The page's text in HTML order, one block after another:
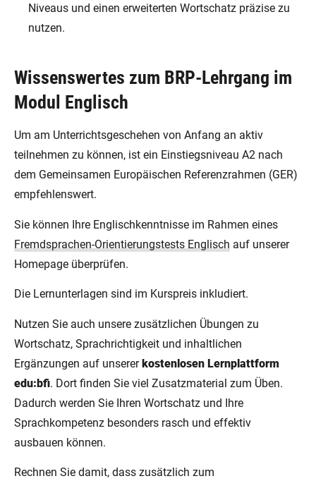
Niveaus und einen erweiterten Wortschatz präzise zu
nutzen.
Wissenswertes zum BRP-Lehrgang im
Modul Englisch
Um am Unterrichtsgeschehen von Anfang an aktiv
teilnehmen zu können, ist ein Einstiegsniveau A2 nach
dem Gemeinsamen Europäischen Referenzrahmen (GER)
empfehlenswert.
Sie können Ihre Englischkenntnisse im Rahmen eines
Fremdsprachen-Orientierungstests Englisch auf unserer
Homepage überprüfen.
Die Lernunterlagen sind im Kurspreis inkludiert.
Nutzen Sie auch unsere zusätzlichen Übungen zu
Wortschatz, Sprachrichtigkeit und inhaltlichen
Ergänzungen auf unsererkostenlosen Lernplattform
edu:bfi. Dort finden Sie viel Zusatzmaterial zum Üben.
Dadurch werden Sie Ihren Wortschatz und Ihre
Sprachkompetenz besonders rasch und effektiv
ausbauen können.
Rechnen Sie damit, dass zusätzlich zum